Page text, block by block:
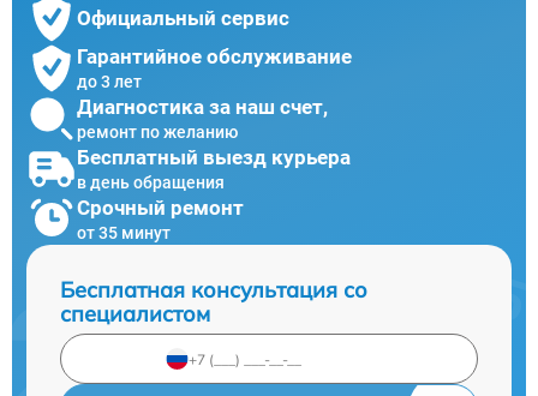
Официальный сервис
Гарантийное обслуживание
до 3 лет
Диагностика за наш счет,
ремонт по желанию
Бесплатный выезд курьера
в день обращения
Срочный ремонт
от 35 минут
Бесплатная консультация со
специалистом